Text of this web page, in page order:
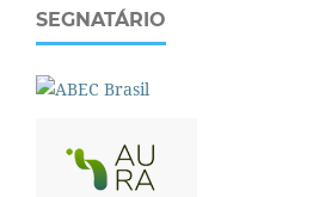
SEGNATÁRIO